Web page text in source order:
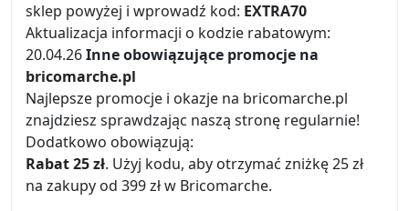
sklep powyżej i wprowadź kod: EXTRA70
Aktualizacja informacji o kodzie rabatowym:
20.04.26Inne obowiązujące promocje na
bricomarche.pl
Najlepsze promocje i okazje na bricomarche.pl
znajdziesz sprawdzając naszą stronę regularnie!
Dodatkowo obowiązują:
Rabat 25 zł. Użyj kodu, aby otrzymać zniżkę 25 zł
na zakupy od 399 zł w Bricomarche.